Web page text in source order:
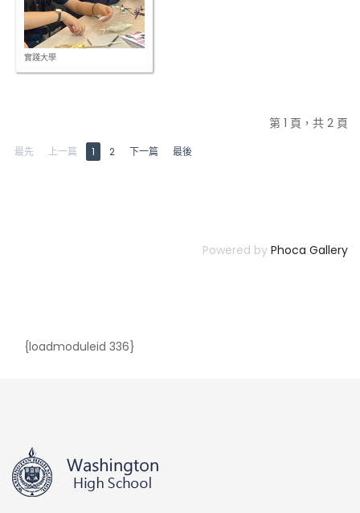
實踐大學
第 1 頁，共 2 頁
最先 上一篇 1 2 下一篇 最後
Powered by Phoca Gallery
{loadmoduleid 336}